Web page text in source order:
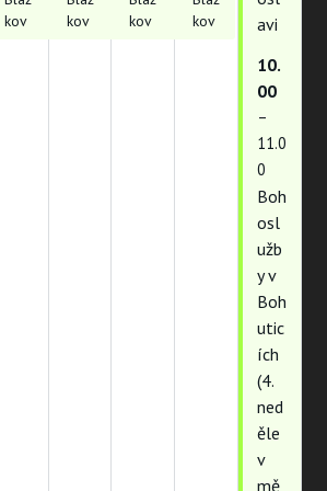
kov
kov
kov
kov
avi
10.
00
–
11.0
0
Boh
osl
užb
y v
Boh
utic
ích
(4.
ned
ěle
v
mě